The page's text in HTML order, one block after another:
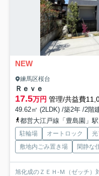
NEW
練馬区桜台
Ｒｅｖｅ
17.5万円 管理/共益費
49.62㎡ (2LDK) /築2年 /2階
都営大江戸線「豊島園」
駐輪場 オートロック 光
敷地内ごみ置き場
閑静な
旭化成のＺＥＨ-Ｍ（ゼッチ）